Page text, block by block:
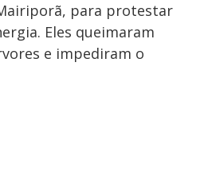
para protestar
Eles queimaram
e impediram o